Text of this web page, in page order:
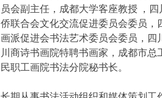
员会副主任，成都大学客座教授 ，
侨联合会文化交流促进委员会委员，
画派促进会书法艺术委员会委员，四
川商诗书画院特聘书画家，成都市总
民职工画院书法分院秘书长。